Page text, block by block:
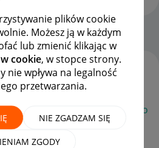
plików cookie
Możesz ją w każdym
lub zmienić klikając w
cookie, w stopce strony.
nie wpływa na legalność
przetwarzania.
NIE ZGADZAM SIĘ
ZGODY
OPCJE
licytacje jedne są
a inne nie? Od czego jest to
Dyskusje kupujących
:)‎25-05-2021